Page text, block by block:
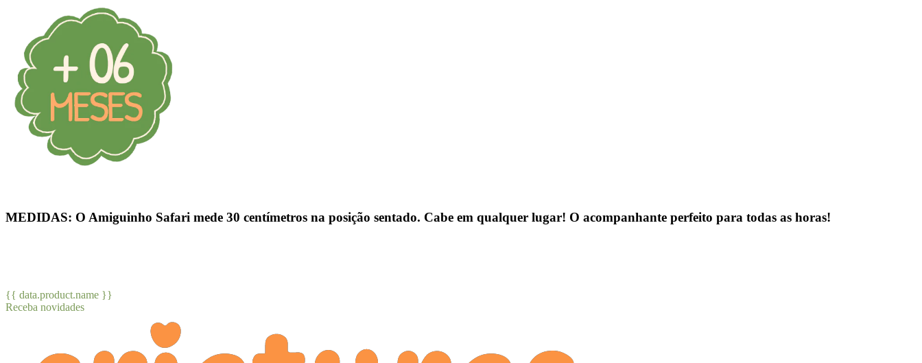
MEDIDAS: O Amiguinho Safari mede 30 centímetros na posição sentado. Cabe em qualquer lugar! O acompanhante perfeito para todas as horas!
{{ data.product.name }}
Receba novidades